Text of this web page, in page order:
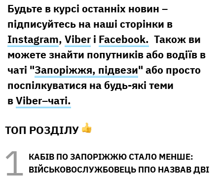
Будьте в курсі останніх новин –
підписуйтесь на наші сторінки в
Instagram, Viber і Facebook. Також ви
можете знайти попутників або водіїв в
чаті "Запоріжжя, підвези" або просто
поспілкуватися на будь-які теми
вViber–чаті.
ТОП РОЗДІЛУ
КАБІВ ПО ЗАПОРІЖЖЮ СТАЛО МЕНШЕ:
ВІЙСЬКОВОСЛУЖБОВЕЦЬ ППО НАЗВАВ ДВІ